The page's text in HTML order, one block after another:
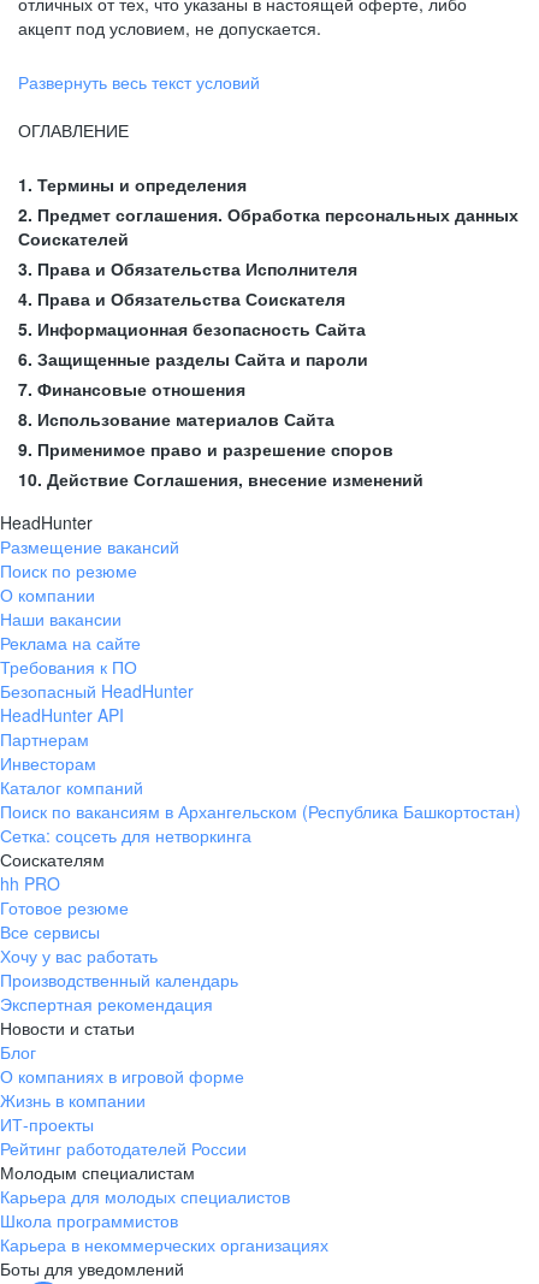
акцепт под условием, не допускается.
Развернуть весь текст условий
ОГЛАВЛЕНИЕ
1. Термины и определения
2. Предмет соглашения. Обработка персональных данных
Соискателей
3. Права и Обязательства Исполнителя
4. Права и Обязательства Соискателя
5. Информационная безопасность Сайта
6. Защищенные разделы Сайта и пароли
7. Финансовые отношения
8. Использование материалов Сайта
9. Применимое право и разрешение споров
10. Действие Соглашения, внесение изменений
HeadHunter
Размещение вакансий
Поиск по резюме
О компании
Наши вакансии
Реклама на сайте
Требования к ПО
Безопасный HeadHunter
HeadHunter API
Партнерам
Инвесторам
Каталог компаний
Поиск по вакансиям в Архангельском (Республика Башкортостан)
Сетка: соцсеть для нетворкинга
Соискателям
hh PRO
Готовое резюме
Все сервисы
Хочу у вас работать
Производственный календарь
Экспертная рекомендация
Новости и статьи
Блог
О компаниях в игровой форме
Жизнь в компании
ИТ-проекты
Рейтинг работодателей России
Молодым специалистам
Карьера для молодых специалистов
Школа программистов
Карьера в некоммерческих организациях
Боты для уведомлений